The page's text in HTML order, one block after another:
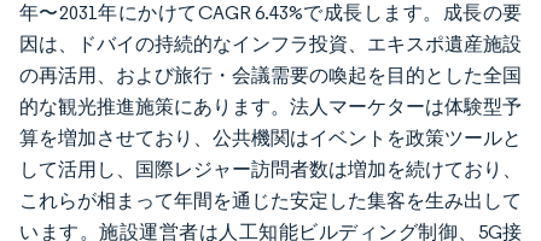
年〜2031年にかけてCAGR 6.43%で成長します。成長の要
因は、ドバイの持続的なインフラ投資、エキスポ遺産施設
の再活用、および旅行・会議需要の喚起を目的とした全国
的な観光推進施策にあります。法人マーケターは体験型予
算を増加させており、公共機関はイベントを政策ツールと
して活用し、国際レジャー訪問者数は増加を続けており、
これらが相まって年間を通じた安定した集客を生み出して
います。施設運営者は人工知能ビルディング制御、5G接